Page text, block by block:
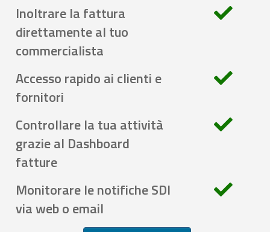
Inoltrare la fattura
direttamente al tuo
commercialista
Accesso rapido ai clienti e
fornitori
Controllare la tua attività
grazie al Dashboard
fatture
Monitorare le notifiche SDI
via web o email